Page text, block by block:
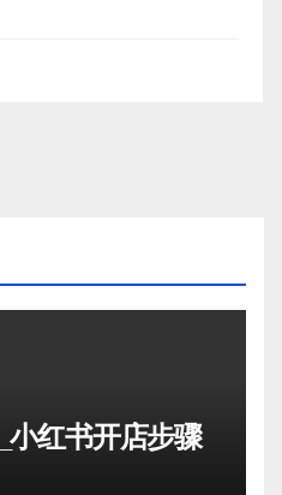
小红书开店步骤